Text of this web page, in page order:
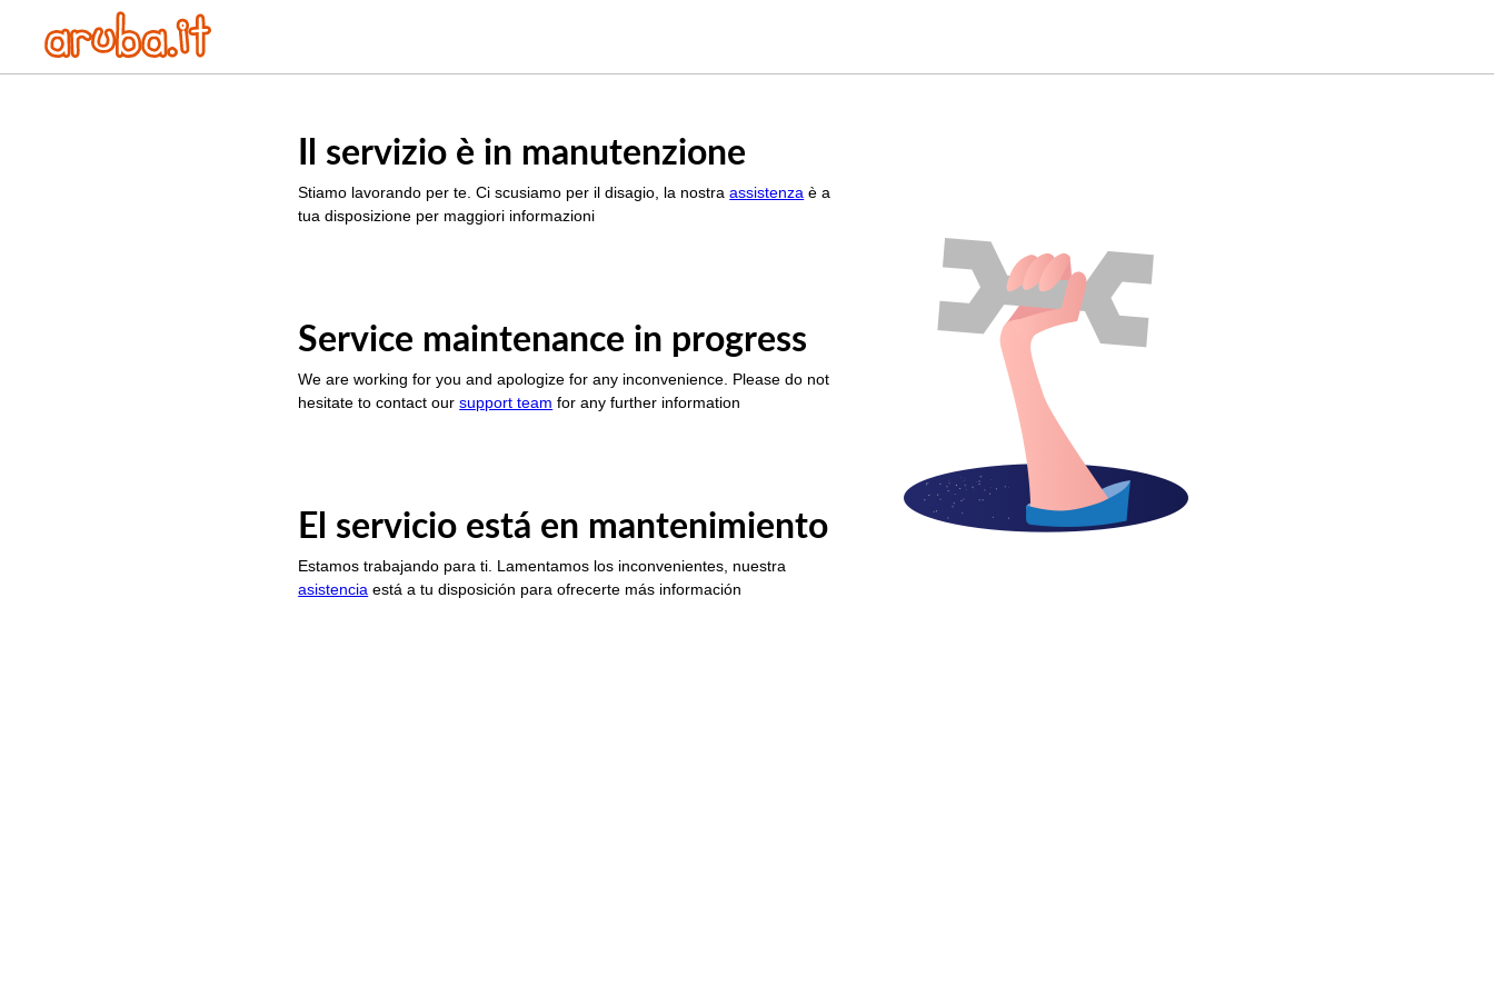
Il servizio è in manutenzione
Stiamo lavorando per te. Ci scusiamo per il disagio, la nostraassistenza è a
tua disposizione per maggiori informazioni
Service maintenance in progress
We are working for you and apologize for any inconvenience. Please do not
hesitate to contact oursupport team for any further information
El servicio está en mantenimiento
Estamos trabajando para ti. Lamentamos los inconvenientes, nuestra
asistencia está a tu disposición para ofrecerte más información